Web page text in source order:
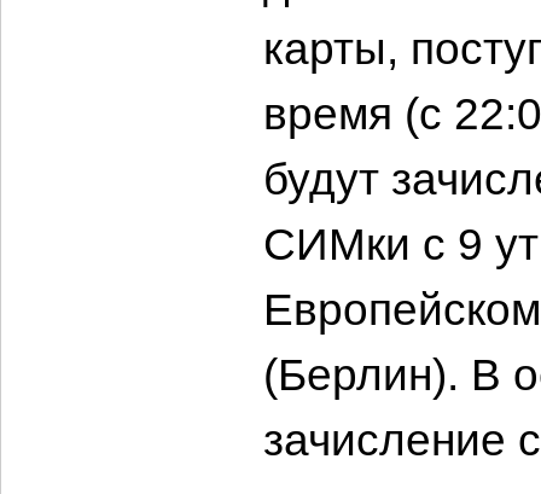
карты,
время (с
будут
СИМки с 9
(Берлин). В
зачисление